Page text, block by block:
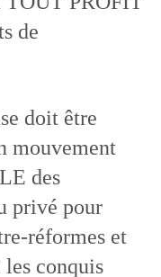
de
doit être
mouvement
des
privé pour
réformes et
les conquis